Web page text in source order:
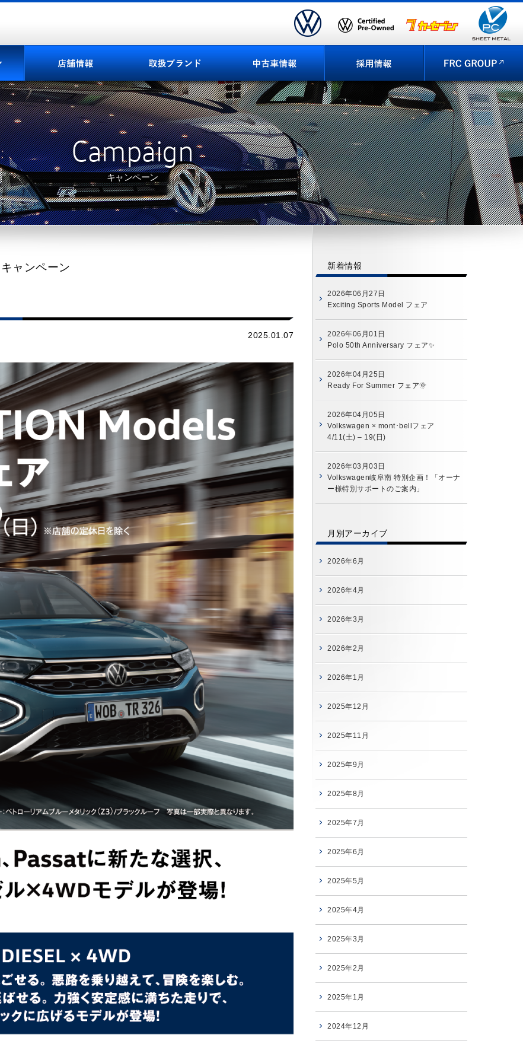
Campaign
キャンペーン
キャンペーン
2025.01.07
新着情報
2026年06月27日
Exciting Sports Model フェア
2026年06月01日
Polo 50th Anniversary フェア✨
2026年04月25日
Ready For Summer フェア🌞
2026年04月05日
Volkswagen × mont･bellフェア
4/11(土) – 19(日)
2026年03月03日
Volkswagen岐阜南 特別企画！「オーナ
ー様特別サポートのご案内」
月別アーカイブ
2026年6月
2026年4月
2026年3月
2026年2月
2026年1月
2025年12月
2025年11月
2025年9月
2025年8月
2025年7月
2025年6月
2025年5月
2025年4月
2025年3月
2025年2月
2025年1月
2024年12月